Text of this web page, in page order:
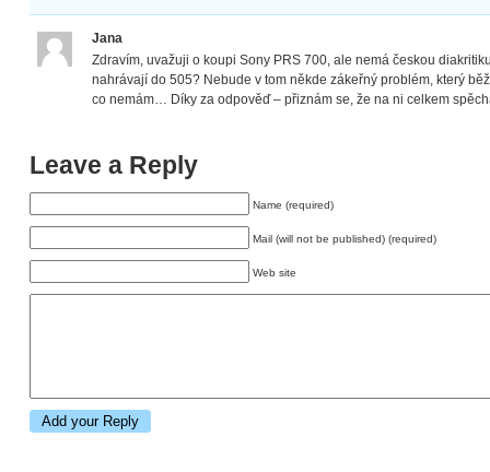
Jana
Zdravím, uvažuji o koupi Sony PRS 700, ale nemá českou
nahrávají do 505? Nebude v tom někde zákeřný problém, který
co nemám… Díky za odpověď – přiznám se, že na ni celkem
Leave a Reply
Name (required)
Mail (will not be published) (required)
Web site